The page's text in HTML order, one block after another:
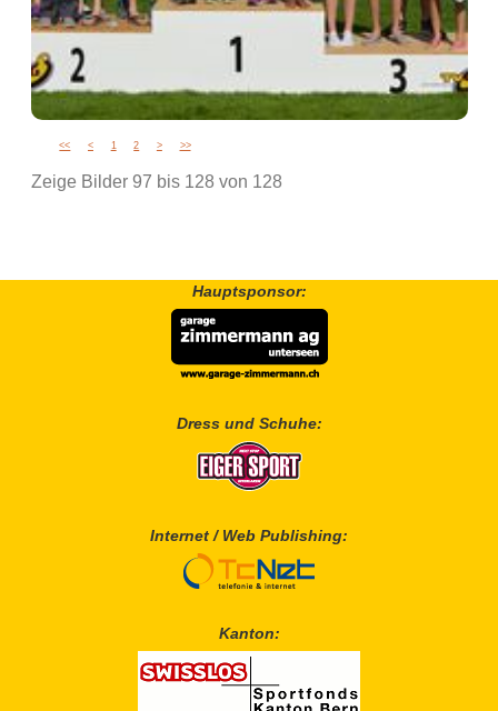
<< < 1 2 > >>
Zeige Bilder 97 bis 128 von 128
Hauptsponsor:
Dress und Schuhe:
Internet / Web Publishing:
Kanton: